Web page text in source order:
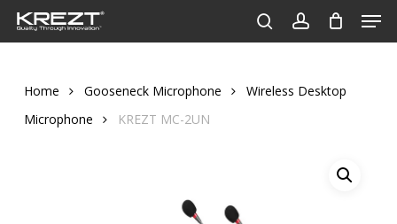
Skip
searchaccount
Home Gooseneck Microphone
Wireless Desktop
Microphone
KREZT MC-2UN